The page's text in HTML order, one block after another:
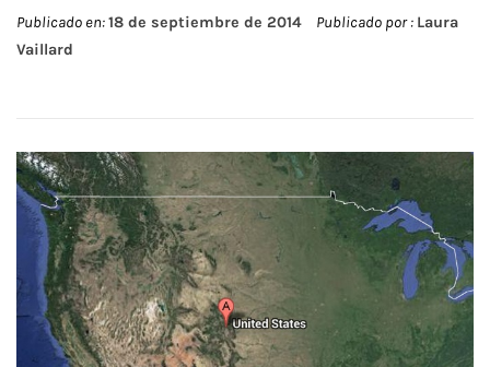
Publicado en:18 de septiembre de 2014 Publicado por : Laura
Vaillard